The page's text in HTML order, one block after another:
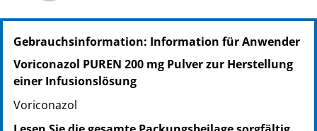
PZN: 11666966
PPN: 111166696672
NTIN: 04150116669663
Gebrauchsinformation: Information für Anwender
Voriconazol PUREN 200 mg Pulver zur Herstellung
einer Infusionslösung
Voriconazol